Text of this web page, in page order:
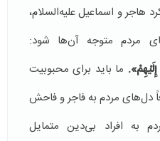
هاجر و اسماعیل علیه‌السلام،
مردم متوجه آن‌ها شود:
ما باید برای محبوبیت
دل‌های مردم به فاجر و فاحش
به افراد بی‌دین متمایل